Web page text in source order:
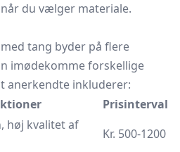
du vælger materiale.
tang byder på flere
imødekomme forskellige
anerkendte inkluderer:
Prisinterval
høj kvalitet af
Kr. 500-1200